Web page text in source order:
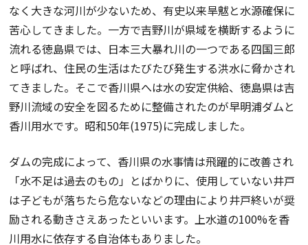
なく大きな河川が少ないため、有史以来旱魃と水源確保に
苦心してきました。一方で吉野川が県域を横断するように
流れる徳島県では、日本三大暴れ川の一つである四国三郎
と呼ばれ、住民の生活はたびたび発生する洪水に脅かされ
てきました。そこで香川県へは水の安定供給、徳島県は吉
野川流域の安全を図るために整備されたのが早明浦ダムと
香川用水です。昭和50年(1975)に完成しました。
ダムの完成によって、香川県の水事情は飛躍的に改善され
「水不足は過去のもの」とばかりに、使用していない井戸
は子どもが落ちたら危ないなどの理由により井戸終いが奨
励される動きさえあったといいます。上水道の100%を香
川用水に依存する自治体もありました。